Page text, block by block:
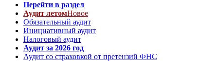
Перейти в раздел
Аудит летомНовое
Обязательный аудит
Инициативный аудит
Налоговый аудит
Аудит за 2026 год
Аудит со страховкой от претензий ФНС